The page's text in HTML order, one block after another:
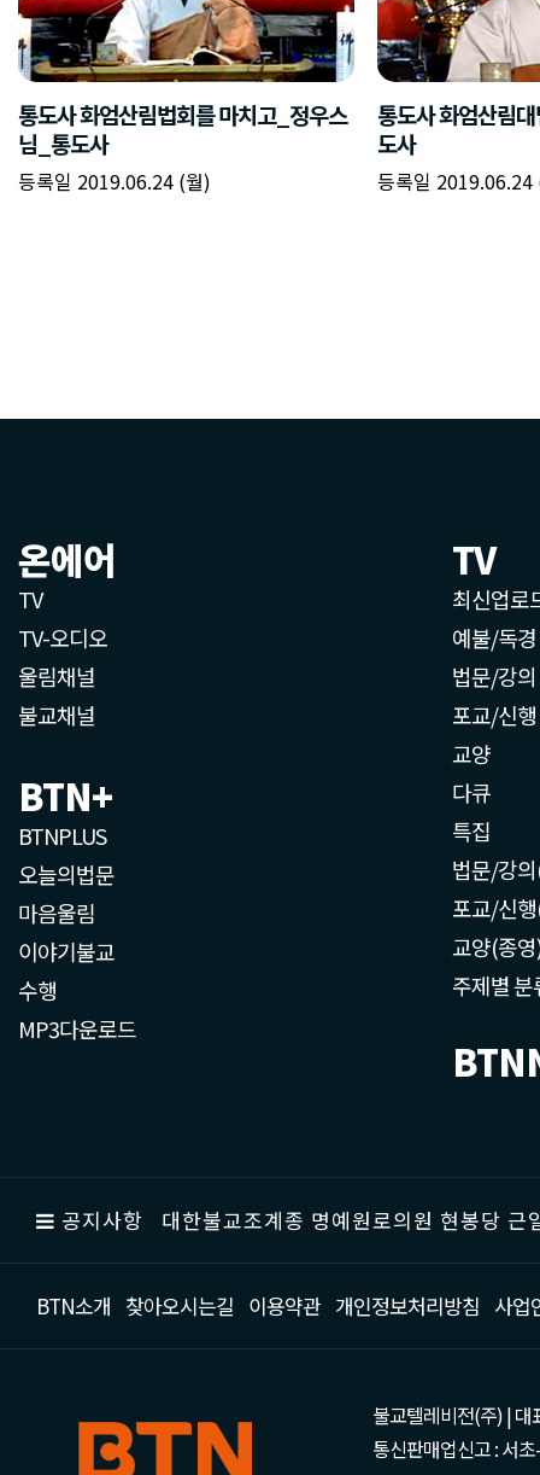
통도사 화엄산림법회를 마치고_정우스
님_통도사
등록일 2019.06.24 (월)
통도사 화엄산림
도사
등록일 2019.06.24
온에어
TV
TV-오디오
울림채널
불교채널
BTN+
BTNPLUS
오늘의법문
마음울림
이야기불교
수행
MP3다운로드
TV
최신업로
예불/독경
법문/강의
포교/신행
교양
다큐
특집
법문/강
포교/신
교양(종
주제별 분
공지사항 대한불교조계종 명예원로의원 현봉당
BTN소개 찾아오시는길 이용약관 개인정보처리방침 사업
불교텔레비전(주) | 대
통신판매업신고 : 서